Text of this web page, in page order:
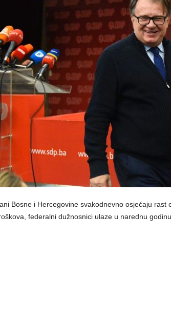
Bosne i Hercegovine svakodnevno osjećaju rast
federalni dužnosnici ulaze u narednu